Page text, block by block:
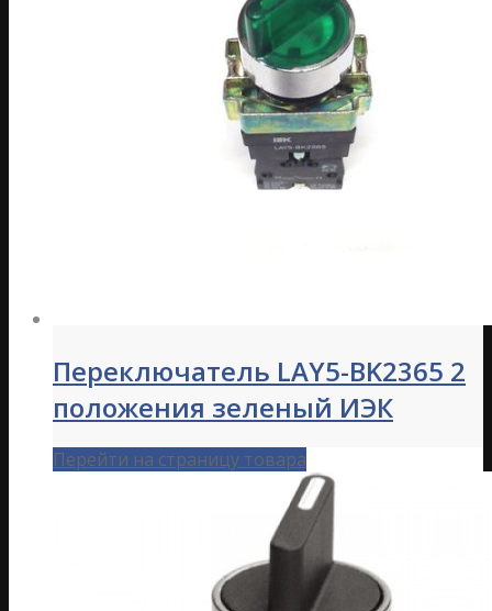
Переключатель LAY5-BK2365 2
положения зеленый ИЭК
Перейти на страницу товара